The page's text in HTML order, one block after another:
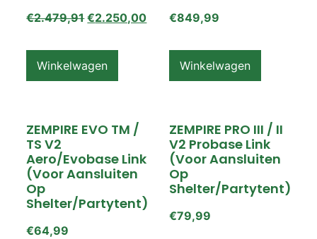
€2.479,91 €2.250,00
Winkelwagen
€849,99
Winkelwagen
ZEMPIRE EVO TM /
TS V2
Aero/Evobase Link
(voor Aansluiten
Op
Shelter/partytent)
€64,99
ZEMPIRE PRO III / II
V2 Probase Link
(voor Aansluiten
Op
Shelter/partytent)
€79,99